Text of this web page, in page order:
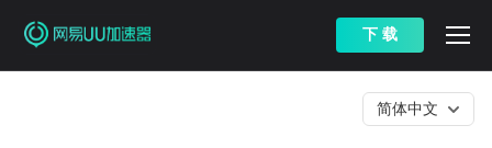
下 载
简体中文